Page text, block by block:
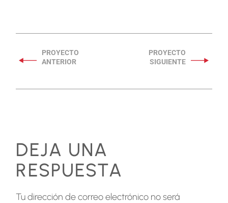
DEJA UNA
RESPUESTA
Tu dirección de correo electrónico no será